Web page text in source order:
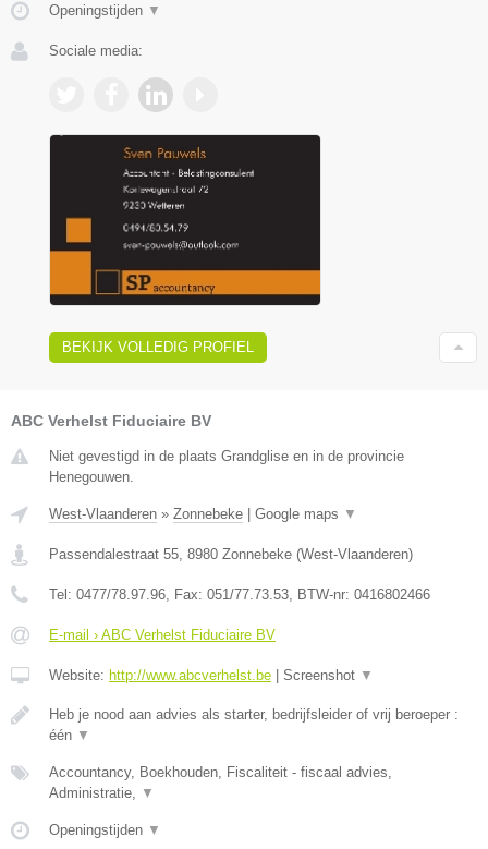
Openingstijden ▼
Sociale media:
BEKIJK VOLLEDIG PROFIEL
ABC Verhelst Fiduciaire BV
Niet gevestigd in de plaats Grandglise en in de provincie
Henegouwen.
West-Vlaanderen » Zonnebeke | Google maps ▼
Passendalestraat 55 8980 Zonnebeke (West-Vlaanderen)
Tel: 0477/78.97.96 , Fax: 051/77.73.53 , BTW-nr: 0416802466
E-mail › ABC Verhelst Fiduciaire BV
Website: http://www.abcverhelst.be | Screenshot ▼
Heb je nood aan advies als starter, bedrijfsleider of vrij beroeper :
één ▼
Accountancy, Boekhouden, Fiscaliteit - fiscaal advies,
Administratie,
▼
Openingstijden ▼